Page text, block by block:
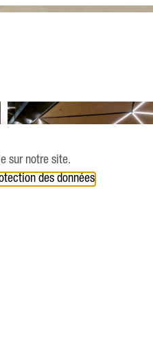
sur notre site.
des données